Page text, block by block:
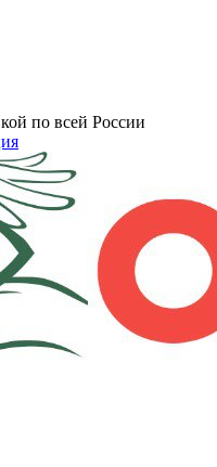
по всей России